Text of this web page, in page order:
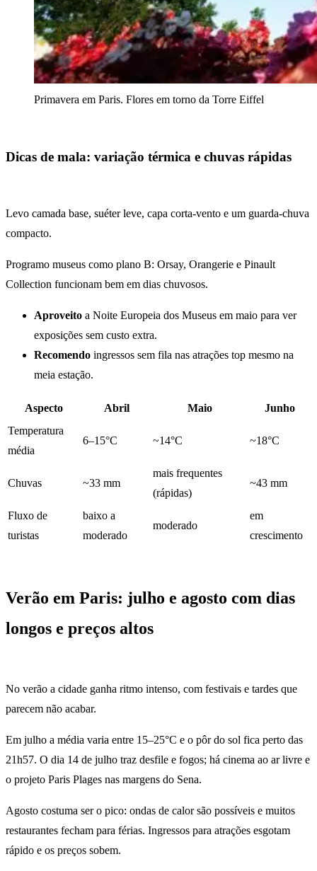
Primavera em Paris. Flores em torno da Torre Eiffel
Dicas de mala: variação térmica e chuvas rápidas
Levo camada base, suéter leve, capa corta-vento e um guarda-chuva
compacto.
Programo museus como plano B: Orsay, Orangerie e Pinault
Collection funcionam bem em dias chuvosos.
Aproveito a Noite Europeia dos Museus em maio para ver
exposições sem custo extra.
Recomendo ingressos sem fila nas atrações top mesmo na
meia estação.
Aspecto Abril Maio
Junho
Temperatura
média
6–15°C ~14°C ~18°C
Chuvas ~33 mm
mais frequentes
(rápidas)
~43 mm
Fluxo de
turistas
baixo a
moderado
moderado
em
crescimento
Verão em Paris: julho e agosto com dias
longos e preços altos
No verão a cidade ganha ritmo intenso, com festivais e tardes que
parecem não acabar.
Em julho a média varia entre 15–25°C e o pôr do sol fica perto das
21h57. O dia 14 de julho traz desfile e fogos; há cinema ao ar livre e
o projeto Paris Plages nas margens do Sena.
Agosto costuma ser o pico: ondas de calor são possíveis e muitos
restaurantes fecham para férias. Ingressos para atrações esgotam
rápido e os preços sobem.